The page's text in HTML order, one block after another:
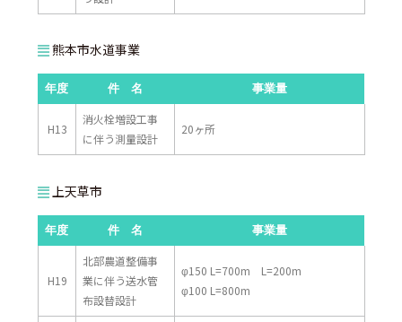
熊本市水道事業
年度 件 名 事業量
H13
消火栓増設工事
に伴う測量設計
20ヶ所
上天草市
年度 件 名 事業量
H19
北部農道整備事
業に伴う送水管
布設替設計
φ150 L=700m L=200m
φ100 L=800m